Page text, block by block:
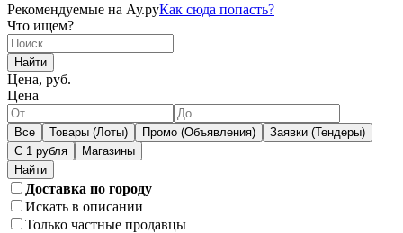
Рекомендуемые на Ау.руКак сюда попасть?
Что ищем?
Найти
Цена, руб.
Цена
Все Товары (Лоты) Промо (Объявления)
Заявки (Тендеры)
С 1 рубля
Магазины
Доставка по городу
Искать в описании
Только частные продавцы